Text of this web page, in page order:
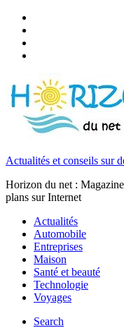
Actualités et conseils sur
Horizon du net :
plans sur Internet
Actualités
Automobile
Entreprises
Maison
Santé et beauté
Technologie
Voyages
Search